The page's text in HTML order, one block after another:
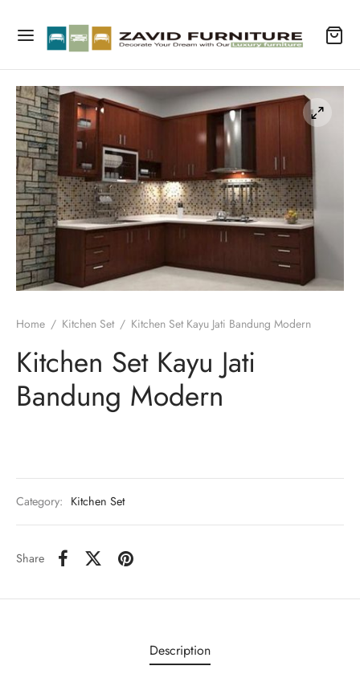
Home / Kitchen Set / Kitchen Set Kayu Jati Bandung Modern
Kitchen Set Kayu Jati
Bandung Modern
Category: Kitchen Set
Share
Description